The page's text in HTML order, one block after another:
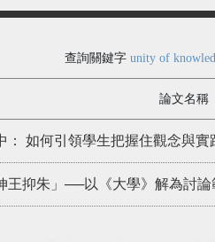
查詢關鍵字 unity of
論文名稱
： 如何引領學生把握住觀念與實
王抑朱」──以《大學》解為討論